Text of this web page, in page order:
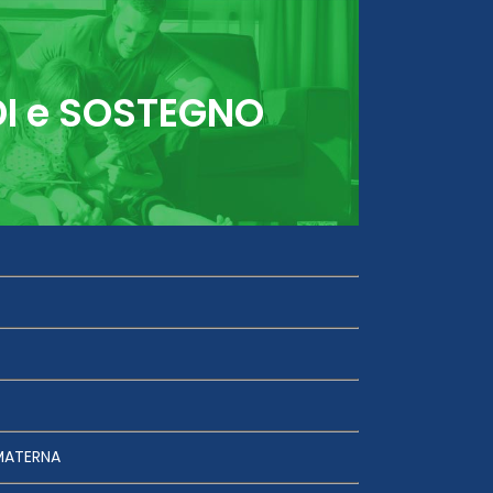
e SOSTEGNO